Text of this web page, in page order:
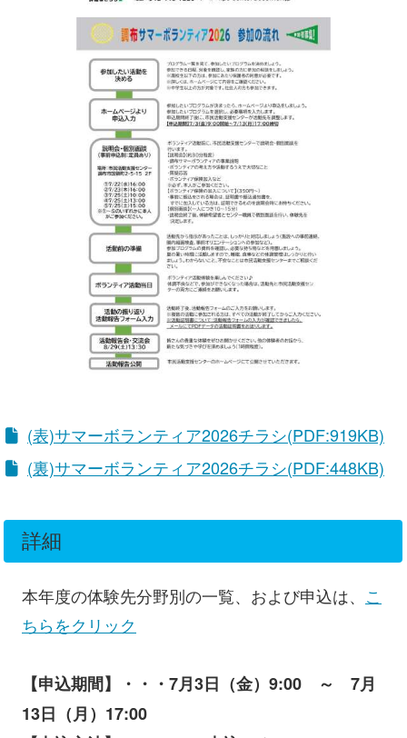
(表)サマーボランティア2026チラシ(PDF:919KB)
(裏)サマーボランティア2026チラシ(PDF:448KB)
詳細
本年度の体験先分野別の一覧、および申込は、 こ
ちらをクリック
【申込期間】・・・7月3日（金）9:00 ～ 7月
13日（月）17:00